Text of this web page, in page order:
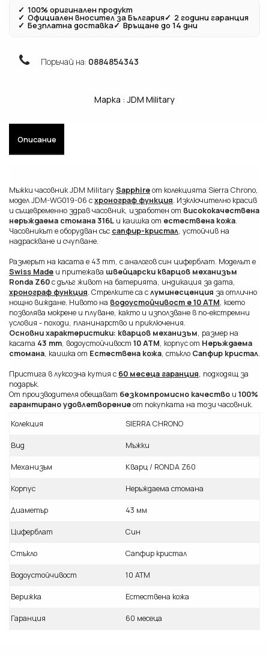
✓ 100% оригинален продукт
✓ Официален вносител за България✓ 2 години гаранция
✓ Безплатна доставка✓ Връщане до 14 дни
Поръчай на: 0884854343
Марка : JDM Military
Описание
Мъжки часовник JDM Military Sapphireот колекцията Sierra Chrono,
модел JDM-WG019-06 схронограф функция. Изключително красив
и същевременно здрав часовник, изработен от висококачествена
неръждаема стомана 316L и каишка от естествена кожа.
Часовникът е оборудван със сапфир-кристал, устойчив на
надраскване и счупване.
Размерът на касата е 43 mm, с аналогов син циферблат. Моделът е
Swiss Made и притежава швейцарски кварцов механизъм
Ronda Z60с дълъг живот на батерията, индикация за дата,
хронограф функция. Стрелките са слуминесценция за отлично
нощно виждане. Нивото на водоустойчивост е 10 ATM, което
позволява мокрене и плуване, както и използване в по-екстремни
условия - походи, планинарство и приключения.
Основни характеристики: кварцов механизъм, размер на
касата 43 mm, водоустойчивост 10 ATM, корпус от Неръждаема
стомана, каишка от Естествена кожа, стъкло Сапфир кристал.
Пристига в луксозна кутия с 60 месеца гаранция, подходящ за
подарък.
От производителя обещават безкомпромисно качество и 100%
гарантирано удовлетворениеот покупката на този часовник.
Колекция
SIERRA CHRONO
Вид Мъжки
Механизъм Кварц / RONDA Z60
Корпус Неръждаема стомана
Диаметър 43 мм
Циферблат Син
Стъкло Сапфир кристал
Водоустойчивост 10 ATM
Верижка Естествена кожа
Гаранция 60 месеца